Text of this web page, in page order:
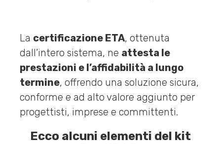
La certificazione ETA, ottenuta
dall’intero sistema, ne attesta le
prestazioni e l’affidabilità a lungo
termine, offrendo una soluzione sicura,
conforme e ad alto valore aggiunto per
progettisti, imprese e committenti.
Ecco alcuni elementi del kit